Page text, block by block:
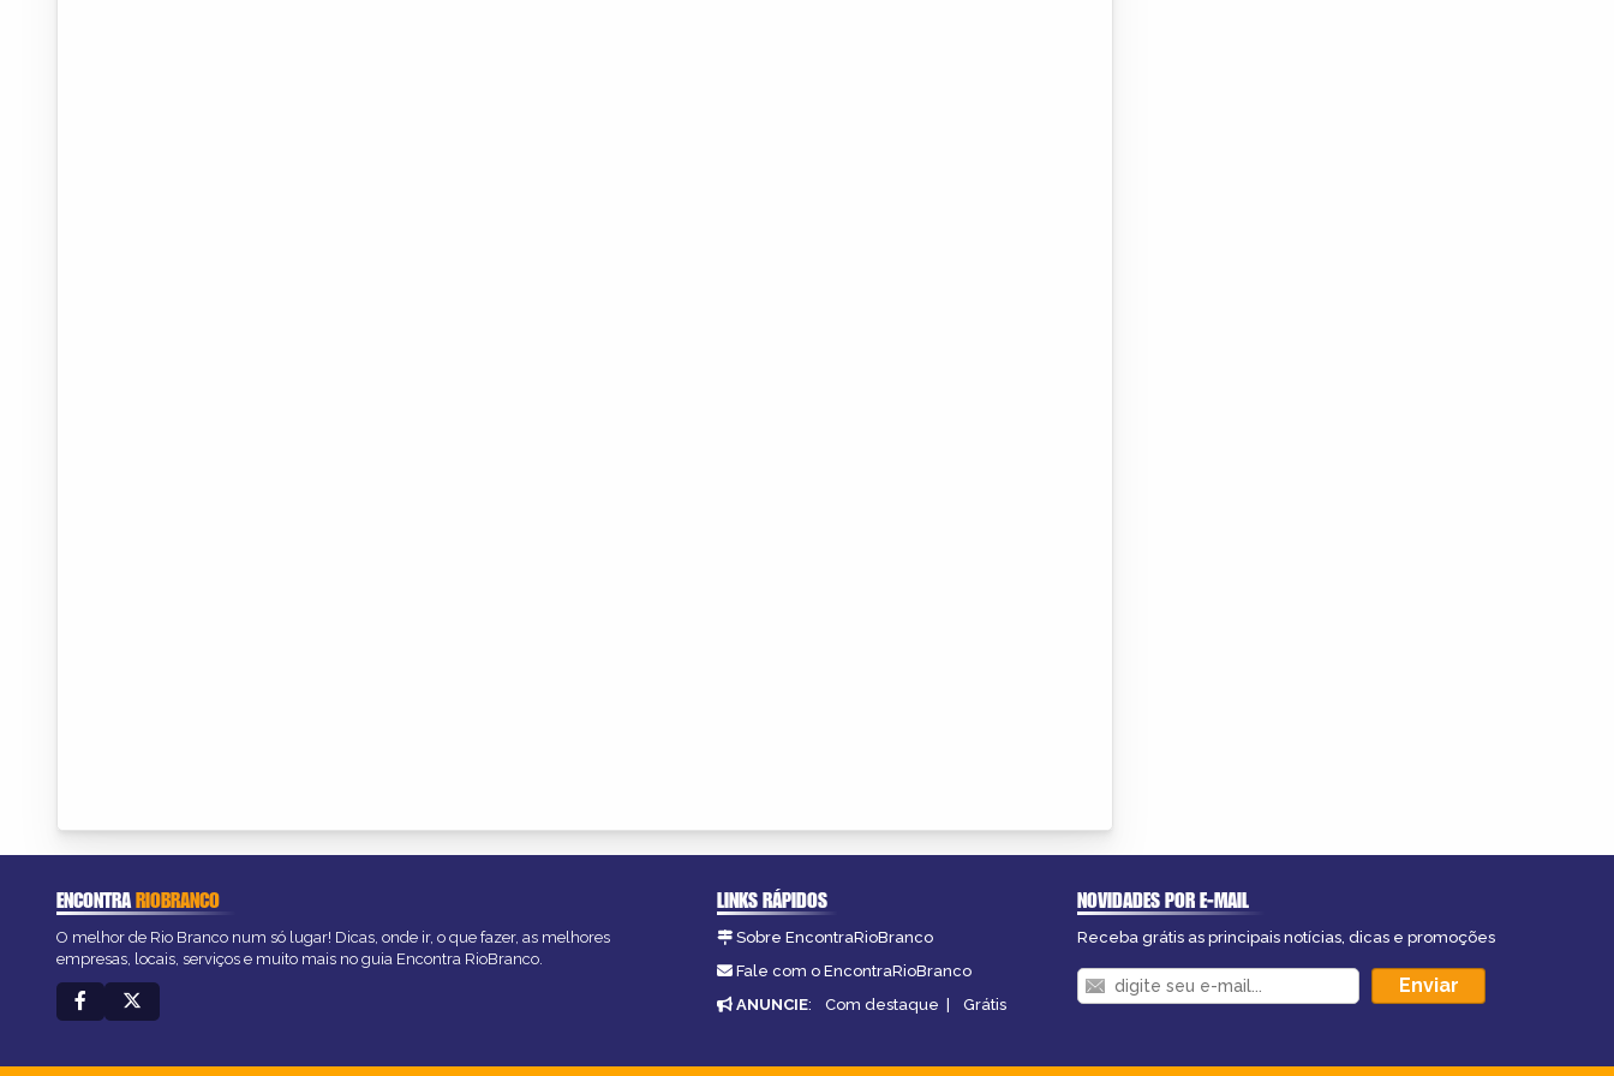
ENCONTRARIOBRANCO
O melhor de Rio Branco num só lugar! Dicas, onde ir, o que fazer, as melhores
empresas, locais, serviços e muito mais no guia Encontra RioBranco.
LINKS RÁPIDOS
Sobre EncontraRioBranco
Fale com o EncontraRioBranco
ANUNCIE: Com destaque | Grátis
NOVIDADES POR E-MAIL
Receba grátis as principais notícias, dicas e promoções